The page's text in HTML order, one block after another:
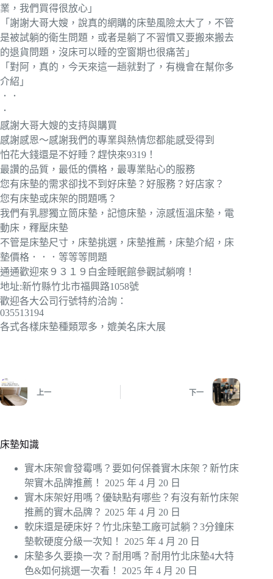
業，我們買得很放心」
「謝謝大哥大嫂，說真的網購的床墊風險太大了，不管
是被試躺的衛生問題，或者是躺了不習慣又要搬來搬去
的退貨問題，沒床可以睡的空窗期也很痛苦」
「對阿，真的，今天來這一趟就對了，有機會在幫你多
介紹」
．．
．
感謝大哥大嫂的支持與購買
感謝感恩～感謝我們的專業與熱情您都能感受得到
怕花大錢還是不好睡？趕快來9319！
最讚的品質，最低的價格，最專業貼心的服務
您有床墊的需求卻找不到好床墊？好服務？好店家？
您有床墊或床架的問題嗎？
我們有乳膠獨立筒床墊，記憶床墊，涼感恆溫床墊，電
動床，釋壓床墊
不管是床墊尺寸，床墊挑選，床墊推薦，床墊介紹，床
墊價格．．．等等等問題
通通歡迎來９３１９白金睡眠館參觀試躺唷！
地址:新竹縣竹北市福興路1058號
歡迎各大公司行號特約洽詢：
035513194
各式各樣床墊種類眾多，媲美名床大展
上一 下一
床墊知識
實木床架會發霉嗎？要如何保養實木床架？新竹床
架實木品牌推薦！
2025 年 4 月 20 日
實木床架好用嗎？優缺點有哪些？有沒有新竹床架
推薦的實木品牌？ 2025 年 4 月 20 日
軟床還是硬床好？竹北床墊工廠可試躺？3分鐘床
墊軟硬度分級一次知！
2025 年 4 月 20 日
床墊多久要換一次？耐用嗎？耐用竹北床墊4大特
色&如何挑選一次看！
2025 年 4 月 20 日